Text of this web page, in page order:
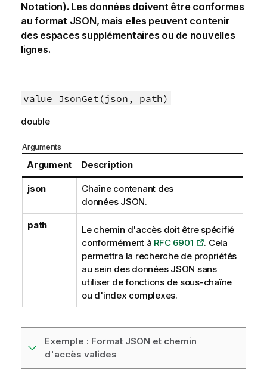
Notation). Les données doivent être conformes
au format JSON, mais elles peuvent contenir
des espaces supplémentaires ou de nouvelles
lignes.
value JsonGet(json, path)
double
Arguments
Argument Description
json
Chaîne contenant des
données JSON.
path
Le chemin d'accès doit être spécifié
conformément à RFC 6901
. Cela
permettra la recherche de propriétés
au sein des données JSON sans
utiliser de fonctions de sous-chaîne
ou d'index complexes.
Exemple : Format JSON et chemin
d'accès valides